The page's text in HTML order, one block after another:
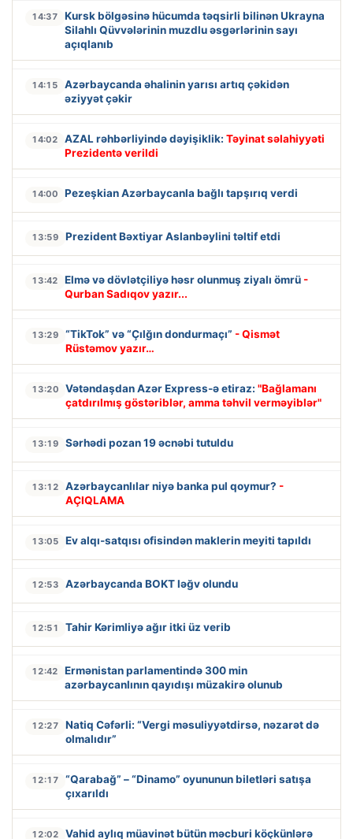
14:37
Kursk bölgəsinə hücumda təqsirli bilinən Ukrayna
Silahlı Qüvvələrinin muzdlu əsgərlərinin sayı
açıqlanıb
14:15
Azərbaycanda əhalinin yarısı artıq çəkidən
əziyyət çəkir
14:02 AZAL rəhbərliyində dəyişiklik: Təyinat səlahiyyəti
Prezidentə verildi
14:00 Pezeşkian Azərbaycanla bağlı tapşırıq verdi
13:59 Prezident Bəxtiyar Aslanbəylini təltif etdi
13:42 Elmə və dövlətçiliyə həsr olunmuş ziyalı ömrü -
Qurban Sadıqov yazır...
13:29 “TikTok” və “Çılğın dondurmaçı” - Qismət
Rüstəmov yazır…
13:20 Vətəndaşdan Azər Express-ə etiraz: "Bağlamanı
çatdırılmış göstəriblər, amma təhvil verməyiblər"
13:19 Sərhədi pozan 19 əcnəbi tutuldu
13:12 Azərbaycanlılar niyə banka pul qoymur? -
AÇIQLAMA
13:05 Ev alqı-satqısı ofisindən maklerin meyiti tapıldı
12:53 Azərbaycanda BOKT ləğv olundu
12:51 Tahir Kərimliyə ağır itki üz verib
12:42
Ermənistan parlamentində 300 min
azərbaycanlının qayıdışı müzakirə olunub
12:27
Natiq Cəfərli: “Vergi məsuliyyətdirsə, nəzarət də
olmalıdır”
12:17
“Qarabağ” – “Dinamo” oyununun biletləri satışa
çıxarıldı
12:02 Vahid aylıq müavinət bütün məcburi köçkünlərə